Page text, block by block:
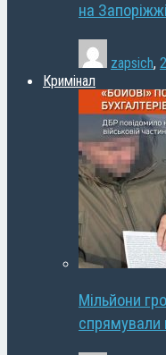
на Запоріжжі
zapsich,
Кримінал
Мільйони
спрямували